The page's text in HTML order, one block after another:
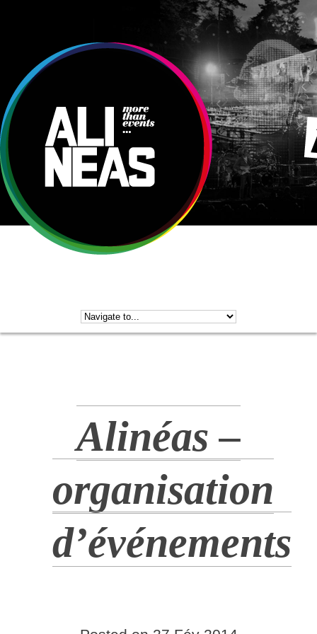
Alinéas –
organisation
d’événements